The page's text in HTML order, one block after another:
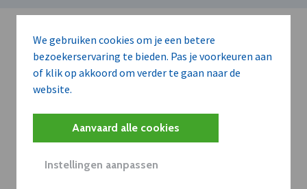
We gebruiken cookies om je een betere
bezoekerservaring te bieden. Pas je voorkeuren aan
of klik op akkoord om verder te gaan naar de
website.
Aanvaard alle cookies
Instellingen aanpassen
van een